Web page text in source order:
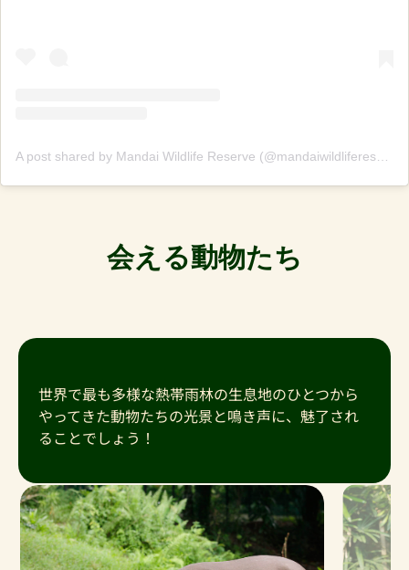
A post shared by Mandai Wildlife Reserve (@mandaiwildlifereserve)
会える動物たち
世界で最も多様な熱帯雨林の生息地のひとつから
やってきた動物たちの光景と鳴き声に、魅了され
ることでしょう！